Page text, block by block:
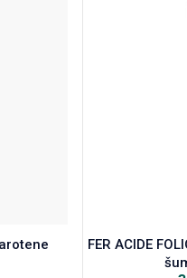
FER ACIDE